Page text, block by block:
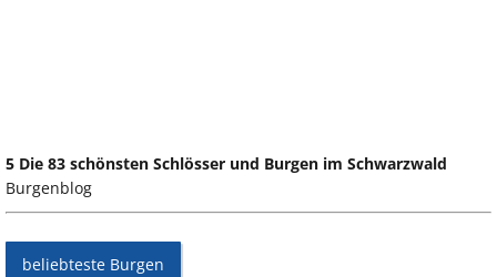
5 Die 83 schönsten Schlösser und Burgen im Schwarzwald
Burgenblog
beliebteste Burgen